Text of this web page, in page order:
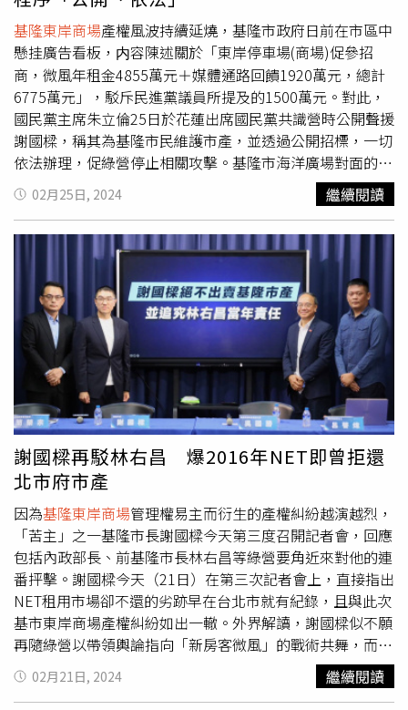
動。「山海公民拆樑行動」指出，根據公職人員選罷法規
定，第一階段的提議人為 1% 的投票人數，也就是 3080
人。此外，現役軍人、服替代役之現役役男、公務人員，不
得為罷免案提議人，但以上身份皆可以參與第二階段的連
署。算上中選會進行查核時，因資格不符而遭剔除者，第一
階段提議將以 3500 份為目標。
基隆東岸商場產權風波持續延燒，基隆市政府日前在市區中
懸挂廣告看板，内容陳述關於「東岸停車場(商場)促參招
商，微風年租金4855萬元＋媒體通路回饋1920萬元，總計
6775萬元」，駁斥民進黨議員所提及的1500萬元。對此，
國民黨主席朱立倫25日於花蓮出席國民黨共識營時公開聲援
謝國樑，稱其為基隆市民維護市產，並透過公開招標，一切
依法辦理，促綠營停止相關攻擊。基隆市海洋廣場對面的忠
一路大樓外牆，懸掛起巨型紅底廣告，内容提及「東岸停車
場(商場)促參招商詳程，駁斥獨厚微風財團的相關指控。基
隆市政府發言人余治明也證實懸挂廣告為市府出資。此舉一
出，即引起藍綠兩黨雙方新一輪輿論駡戰。民進黨議員張之
豪説，這則廣告在幫微風集團辯護，市府的經費預算，是拿
來替特定廠商辯護的嗎，且廣告內容不實、斷章取義，謝國
樑要噴政治口水，開直播就算了，現在還動用公務預算進行
政治攻防，也顯示謝國樑正在盡全力透過政治鬥爭，轉移施
政不佳的焦點。 朱立倫表示，謝國樑站在市府角度，為基
隆市民維護市產，不能讓價值25億市產，變成圖利廠商。謝
國樑將過去模糊空間清楚釐清，並透過公開招標，由微風得
標，一切依法辦理。朱立倫說，民進黨一定要讓價值25億元
的市產，歸於特定廠商嗎？基隆市政府只要依法辦理，微風
也是有信譽的廠商，會把基隆景觀做更多改善，這是好事，
今天國民黨不介入廠商的事情，但一定要站在公平、公正、
公開，依法辦理的立場，不能為了維護前一個市長不妥的行
為，就攻擊謝國樑。
02月25日, 2024 繼續閱讀
謝國樑再駁林右昌 爆2016年NET即曾拒還
北市府市產
因為基隆東岸商場管理權易主而衍生的產權糾紛越演越烈，
「苦主」之一基隆市長謝國樑今天第三度召開記者會，回應
包括內政部長、前基隆市長林右昌等綠營要角近來對他的連
番抨擊。謝國樑今天（21日）在第三次記者會上，直接指出
NET租用市場卻不還的劣跡早在台北市就有紀錄，且與此次
基市東岸商場產權糾紛如出一轍。外界解讀，謝國樑似不願
再隨綠營以帶領輿論指向「新房客微風」的戰術共舞，而要
讓全案回歸昔日林右昌市府、房客「大日」及二房客
「NET（主富）」的複雜關係，來反證謝國樑市府的作法才
02月21日, 2024 繼續閱讀